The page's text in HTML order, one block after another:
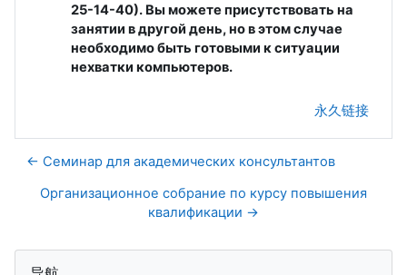
25-14-40). Вы можете присутствовать на
занятии в другой день, но в этом случае
необходимо быть готовыми к ситуации
нехватки компьютеров.
永久链接
← Семинар для академических консультантов
Организационное собрание по курсу повышения
квалификации →